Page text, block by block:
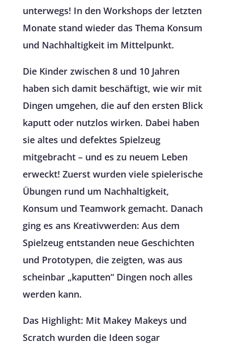
unterwegs! In den Workshops der letzten
Monate stand wieder das Thema Konsum
und Nachhaltigkeit im Mittelpunkt.
Die Kinder zwischen 8 und 10 Jahren
haben sich damit beschäftigt, wie wir mit
Dingen umgehen, die auf den ersten Blick
kaputt oder nutzlos wirken. Dabei haben
sie altes und defektes Spielzeug
mitgebracht – und es zu neuem Leben
erweckt! Zuerst wurden viele spielerische
Übungen rund um Nachhaltigkeit,
Konsum und Teamwork gemacht. Danach
ging es ans Kreativwerden: Aus dem
Spielzeug entstanden neue Geschichten
und Prototypen, die zeigten, was aus
scheinbar „kaputten“ Dingen noch alles
werden kann.
Das Highlight: Mit Makey Makeys und
Scratch wurden die Ideen sogar